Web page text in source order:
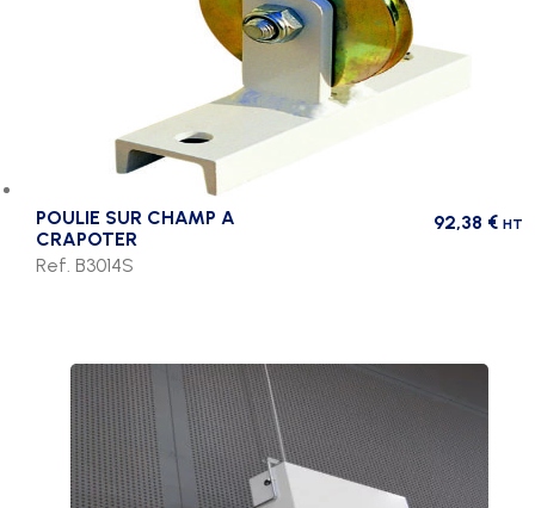
POULIE SUR CHAMP A
CRAPOTER
92,38 € HT
Ref. B3014S